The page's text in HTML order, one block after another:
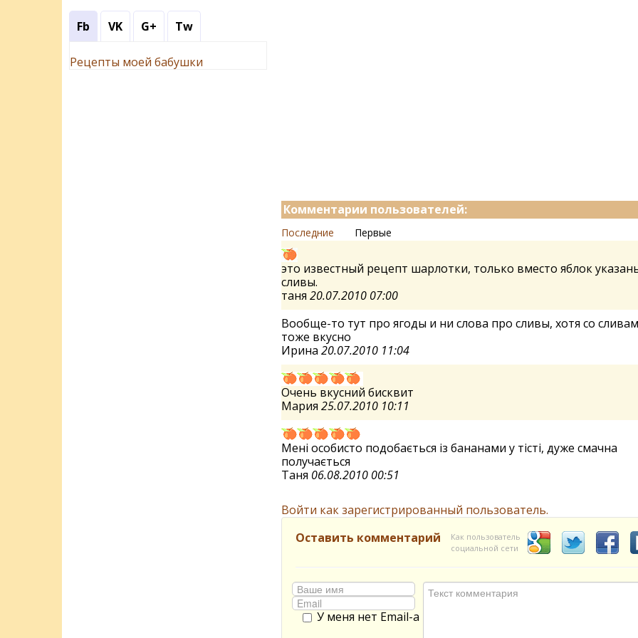
Комментарии пользователей:
Последние Первые
это известный рецепт шарлотки, только вместо яблок
сливы.
таня 20.07.2010 07:00
Вообще-то тут про ягоды и ни слова про сливы, хотя со
тоже вкусно
Ирина 20.07.2010 11:04
Очень вкусний бисквит
Мария 25.07.2010 10:11
Мені особисто подобається із бананами у тісті, дуже смачна
получається
Таня 06.08.2010 00:51
Войти как зарегистрированный пользователь.
Оставить комментарий
Как пользователь
социальной сети
У меня нет Email-а
Fb VK G+ Tw
Рецепты моей бабушки